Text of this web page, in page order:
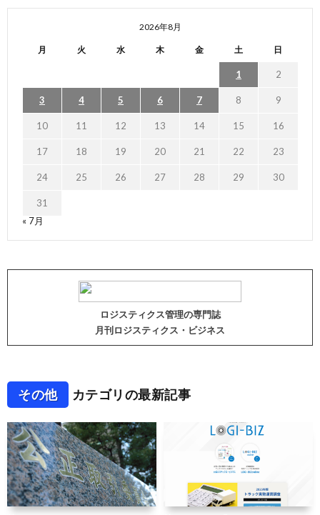
2026年8月
月 火 水 木 金 土 日
1 2
3 4 5 6 7 8 9
10 11 12 13 14 15 16
17 18 19 20 21 22 23
24 25 26 27 28 29 30
31
« 7月
ロジスティクス管理の専門誌
月刊ロジスティクス・ビジネス
その他 カテゴリの最新記事